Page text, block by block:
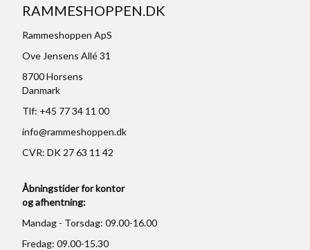
RAMMESHOPPEN.DK
Rammeshoppen ApS
Ove Jensens Allé 31
8700 Horsens
Danmark
Tlf: +45 77 34 11 00
info@rammeshoppen.dk
CVR: DK 27 63 11 42
Åbningstider for kontor
og afhentning:
Mandag - Torsdag: 09.00-16.00
Fredag: 09.00-15.30